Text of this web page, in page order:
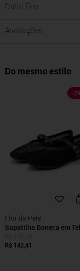
Dafiti Eco
Avaliações
Do mesmo estilo
-29
Flor da Pele
Sapatilha Boneca em
Preto
R$ 142,41